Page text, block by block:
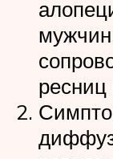
ресниц